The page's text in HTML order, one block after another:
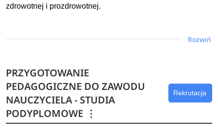
zdrowotnej i prozdrowotnej.
Rozwiń
PRZYGOTOWANIE
PEDAGOGICZNE DO ZAWODU
NAUCZYCIELA - STUDIA
PODYPLOMOWE ⋮
Rekrutacja